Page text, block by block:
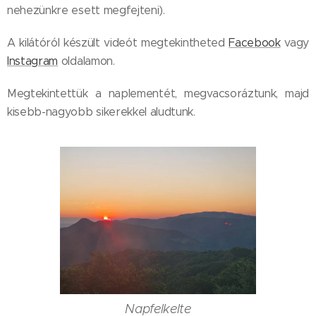
nehezünkre esett megfejteni).
A kilátóról készült videót megtekinthetedFacebookvagy
Instagram oldalamon.
Megtekintettük a naplementét, megvacsoráztunk, majd
kisebb-nagyobb sikerekkel aludtunk.
Napfelkelte